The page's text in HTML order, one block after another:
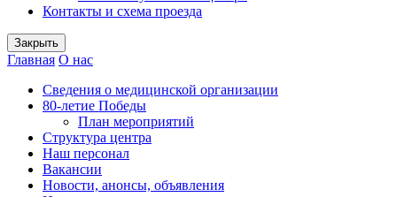
Контакты и схема проезда
Закрыть
Главная О нас
Сведения о медицинской организации
80-летие Победы
План мероприятий
Структура центра
Наш персонал
Вакансии
Новости, анонсы, объявления